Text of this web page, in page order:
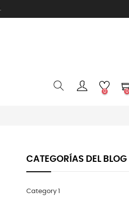
0 0
CATEGORÍAS DEL BLOG
Category 1